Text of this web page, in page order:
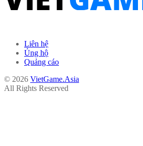
Liên hệ
Ủng hộ
Quảng cáo
© 2026 VietGame.Asia
All Rights Reserved